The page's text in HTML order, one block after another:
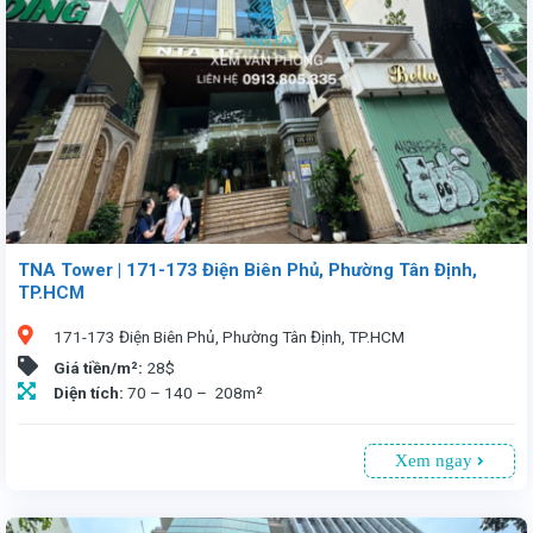
TNA Tower | 171-173 Điện Biên Phủ, Phường Tân Định,
TP.HCM
171-173 Điện Biên Phủ, Phường Tân Định, TP.HCM
Giá tiền/m²: 28$
Diện tích: 70 – 140 – 208m²
Xem ngay